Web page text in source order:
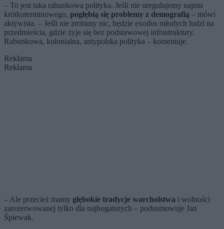
– To jest taka rabunkowa polityka. Jeśli nie uregulujemy najmu
krótkoterminowego, pogłębią się problemy z demografią – mówi
aktywista. – Jeśli nie zrobimy nic, będzie exodus młodych ludzi na
przedmieścia, gdzie żyje się bez podstawowej infrastruktury.
Rabunkowa, kolonialna, antypolska polityka – komentuje.
Reklama
Reklama
– Ale przecież mamy głębokie tradycje warcholstwa i wolności
zarezerwowanej tylko dla najbogatszych – podsumowuje Jan
Śpiewak.